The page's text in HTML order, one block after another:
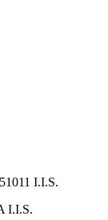
I.I.S.
I.I.S.